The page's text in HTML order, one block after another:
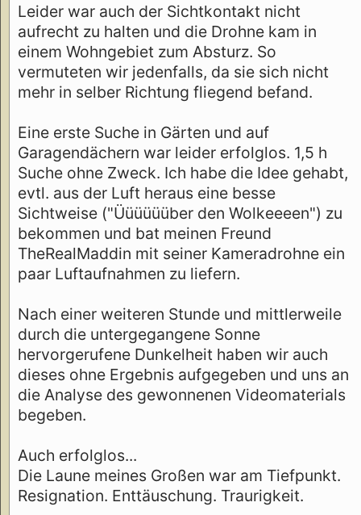
Leider war auch der Sichtkontakt nicht
aufrecht zu halten und die Drohne kam in
einem Wohngebiet zum Absturz. So
vermuteten wir jedenfalls, da sie sich nicht
mehr in selber Richtung fliegend befand.
Eine erste Suche in Gärten und auf
Garagendächern war leider erfolglos. 1,5 h
Suche ohne Zweck. Ich habe die Idee gehabt,
evtl. aus der Luft heraus eine besse
Sichtweise ("Üüüüüüber den Wolkeeeen") zu
bekommen und bat meinen Freund
TheRealMaddin mit seiner Kameradrohne ein
paar Luftaufnahmen zu liefern.
Nach einer weiteren Stunde und mittlerweile
durch die untergegangene Sonne
hervorgerufene Dunkelheit haben wir auch
dieses ohne Ergebnis aufgegeben und uns an
die Analyse des gewonnenen Videomaterials
begeben.
Auch erfolglos...
Die Laune meines Großen war am Tiefpunkt.
Resignation. Enttäuschung. Traurigkeit.